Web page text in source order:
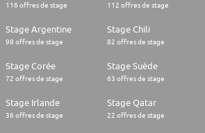
116 offres de stage 112 offres de stage
Stage Argentine
98 offres de stage
Stage Chili
82 offres de stage
Stage Corée
72 offres de stage
Stage Suède
63 offres de stage
Stage Irlande
36 offres de stage
Stage Qatar
22 offres de stage